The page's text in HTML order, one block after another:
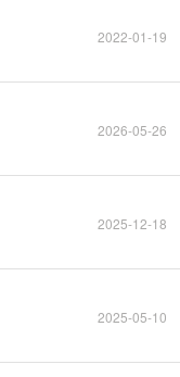
2022-01-19
2026-05-26
2025-12-18
2025-05-10